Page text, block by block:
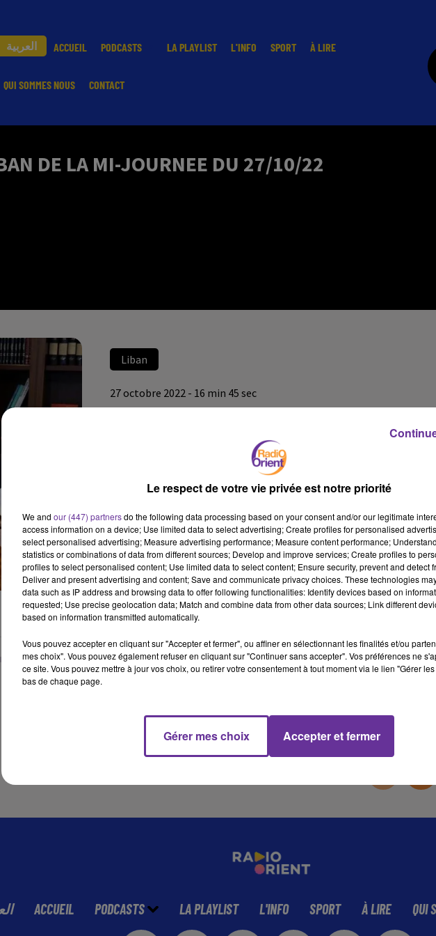
العربية ACCUEIL PODCASTS LA PLAYLIST L'INFO SPORT À LIRE
QUI SOMMES NOUS CONTACT
DE LA MI-JOURNEE DU 27/10/22
Liban
27 octobre 2022 - 16 min 45 sec
LE JOURNAL DU LIBAN DE LA MI-JOURNEE DU 27/10/22
16 min 45 sec
ACCUEIL PODCASTS LA PLAYLIST L'INFO SPORT À LIRE QUI
Le respect de votre vie privée est notre priorité
We and our (447) partnersdo the following data processing based on your consent and/or our legitimate
access information on a device; Use limited data to select advertising; Create profiles for personalised
select personalised advertising; Measure advertising performance; Measure content performance;
statistics or combinations of data from different sources; Develop and improve services; Create profiles to
profiles to select personalised content; Use limited data to select content; Ensure security, prevent and detect
Deliver and present advertising and content; Save and communicate privacy choices. These technologies
data such as IP address and browsing data to offer following functionalities: Identify devices based on
requested; Use precise geolocation data; Match and combine data from other data sources; Link different
based on information transmitted automatically.
Vous pouvez accepter en cliquant sur "Accepter et fermer", ou affiner en sélectionnant les finalités et/ou
mes choix". Vous pouvez également refuser en cliquant sur "Continuer sans accepter". Vos préférences ne
ce site. Vous pouvez mettre à jour vos choix, ou retirer votre consentement à tout moment via le lien "Gérer
bas de chaque page.
Gérer mes choix Accepter et fermer